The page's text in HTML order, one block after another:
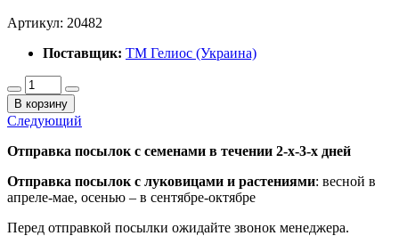
Артикул: 20482
Поставщик: ТМ Гелиос (Украина)
В корзину
Следующий
Отправка посылок с семенами в течении 2-х-3-х дней
Отправка посылок с луковицами и растениями: весной в
апреле-мае, осенью – в сентябре-октябре
Перед отправкой посылки ожидайте звонок менеджера.